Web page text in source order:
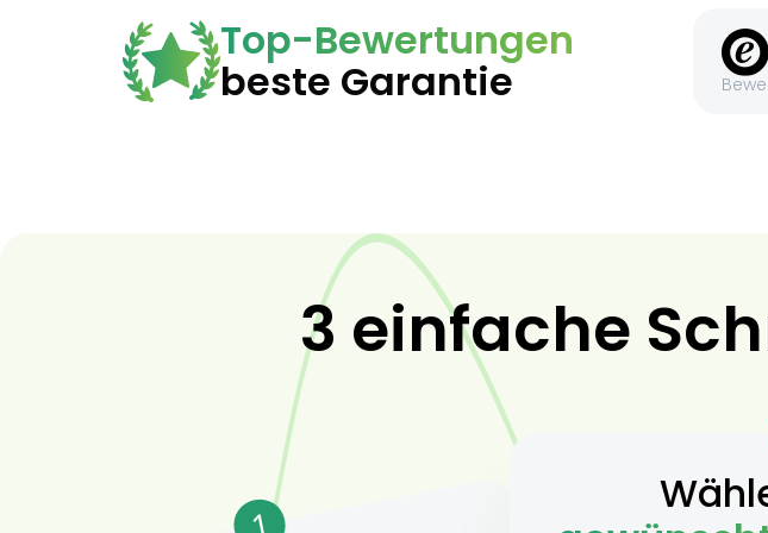
Top-Bewertungen
beste Garantie
3 einfache